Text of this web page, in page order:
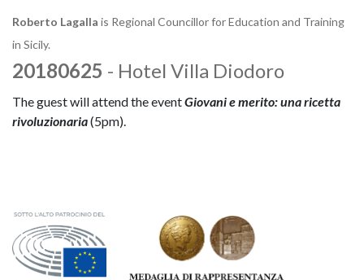
Roberto Lagalla is Regional Councillor for Education and Training
in Sicily.
20180625 - Hotel Villa Diodoro
The guest will attend the eventGiovani e merito: una ricetta
rivoluzionaria(5pm).